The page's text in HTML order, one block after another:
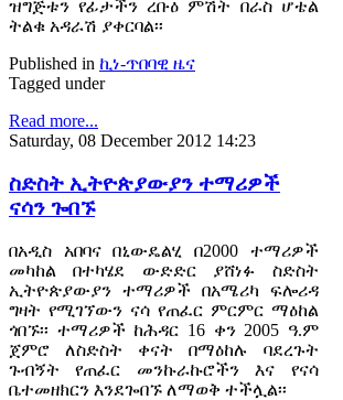
ዝግጅቱን የፊታችን ረቡዕ ምሽት በራስ ሆቴል
ትልቁ አዳራሽ ያቀርባል፡፡
Published in ኪነ-ጥበባዊ ዜና
Tagged under
Read more...
Saturday, 08 December 2012 14:23
ስድስት ኢትዮጵያውያን ተማሪዎች
ናሳን ጐበኙ
በአዲስ አበባና በኒውዴልሂ በ2000 ተማሪዎች
መካከል በተካሄደ ውድድር ያሸነፉ ስድስት
ኢትዮጵያውያን ተማሪዎች በአሜሪካ ፍሎሪዳ
ግዛት የሚገኘውን ናሳ የጠፈር ምርምር ማዕከል
ጎበኙ፡፡ ተማሪዎች ከሕዳር 16 ቀን 2005 ዓ.ም
ጀምሮ ለስድስት ቀናት በማዕከሉ ባደረጉት
ጉብኝት የጠፈር መንኩራኩሮችን እና የናሳ
ቤተመዘክርን እንደጐበኙ ለማወቅ ተችሏል፡፡